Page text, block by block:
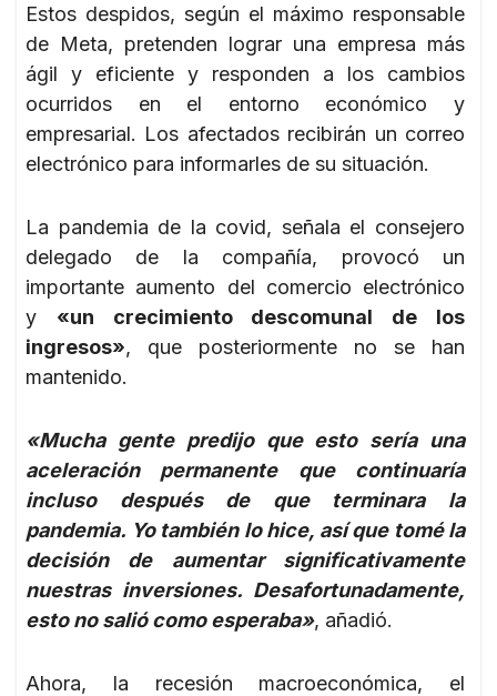
Estos despidos, según el máximo responsable
de Meta, pretenden lograr una empresa más
ágil y eficiente y responden a los cambios
ocurridos en el entorno económico y
empresarial. Los afectados recibirán un correo
electrónico para informarles de su situación.
La pandemia de la covid, señala el consejero
delegado de la compañía, provocó un
importante aumento del comercio electrónico
y «un crecimiento descomunal de los
ingresos», que posteriormente no se han
mantenido.
«Mucha gente predijo que esto sería una
aceleración permanente que continuaría
incluso después de que terminara la
pandemia. Yo también lo hice, así que tomé la
decisión de aumentar significativamente
nuestras inversiones. Desafortunadamente,
esto no salió como esperaba», añadió.
Ahora, la recesión macroeconómica, el